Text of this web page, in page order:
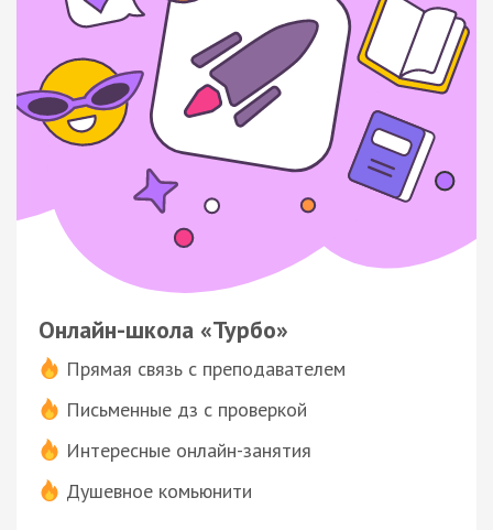
Онлайн-школа «Турбо»
Прямая связь с преподавателем
Письменные дз с проверкой
Интересные онлайн-занятия
Душевное комьюнити